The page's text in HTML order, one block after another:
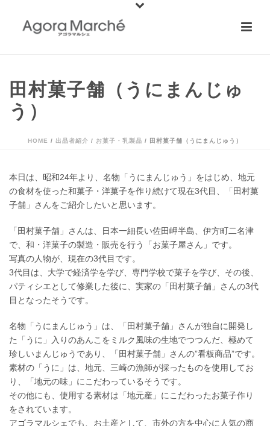
田村菓子舗（うにまんじゅ
う）
HOME / 出品者紹介 / お菓子・乳製品 / 田村菓子舗（うにまんじゅう）
本日は、昭和24年より、名物「うにまんじゅう」をはじめ、地元
の食材を使った和菓子・洋菓子を作り続けて現在3代目、「田村菓
子舗」さんをご紹介したいと思います。
「田村菓子舗」さんは、日本一細長い佐田岬半島、伊方町二名津
で、和・洋菓子の製造・販売を行う「お菓子屋さん」です。
写真の人物が、現在の3代目です。
3代目は、大学で経済学を学び、専門学校で菓子を学び、その後、
パティシエとして修業した後に、実家の「田村菓子舗」さんの3代
目となったそうです。
名物「うにまんじゅう」は、「田村菓子舗」さんが独自に開発し
た「うに」入りのあんこをミルク風味の生地でつつんだ、極めて
珍しいまんじゅうであり、「田村菓子舗」さんの”看板商品”です。
素材の「うに」は、地元、三崎の漁師が採ったものを使用してお
り、「地元の味」にこだわっているそうです。
その他にも、使用する素材は「地元産」にこだわったお菓子作り
をされています。
アゴラマルシェでも、お土産として、市外の方を中心に人気の商